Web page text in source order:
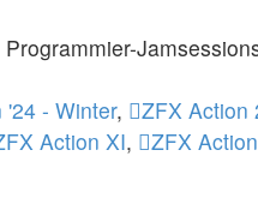
'24 - Winter, ZFX Action
Action XI, ZFX